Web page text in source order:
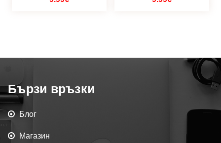
Бързи връзки
Блог
Магазин